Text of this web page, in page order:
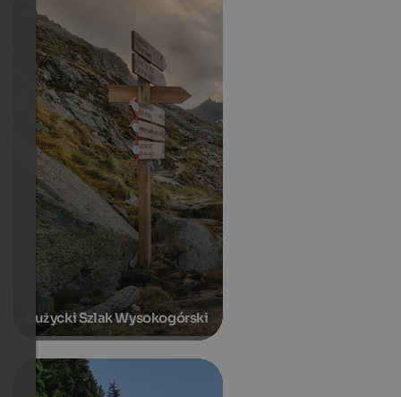
Łużycki Szlak Wysokogórski